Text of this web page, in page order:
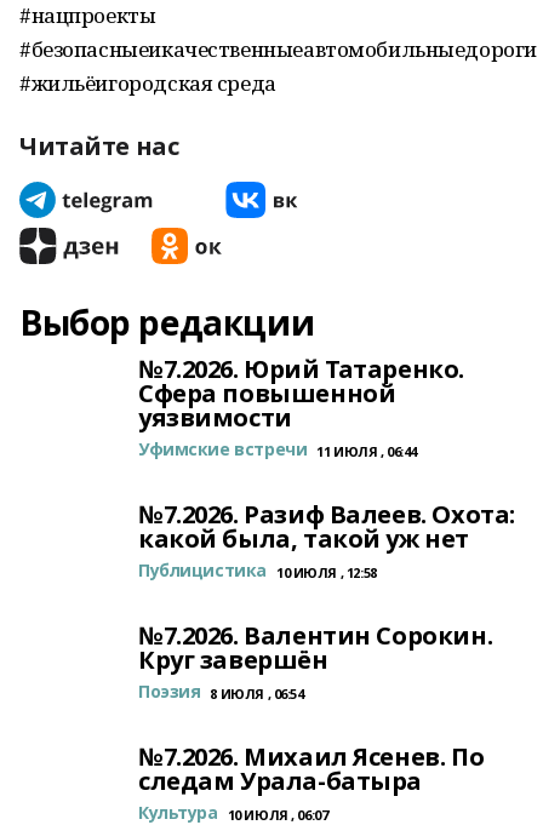
#нацпроекты
#безопасныеикачественныеавтомобильныедороги
#жильёигородская среда
Читайте нас
Выбор редакции
№7.2026. Юрий Татаренко.
Сфера повышенной
уязвимости
Уфимские встречи 11 ИЮЛЯ , 06:44
№7.2026. Разиф Валеев. Охота:
какой была, такой уж нет
Публицистика 10 ИЮЛЯ , 12:58
№7.2026. Валентин Сорокин.
Круг завершён
Поэзия 8 ИЮЛЯ , 06:54
№7.2026. Михаил Ясенев. По
следам Урала-батыра
Культура 10 ИЮЛЯ , 06:07